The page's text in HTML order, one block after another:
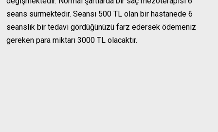
seans sürmektedir. Seansı 500 TL olan bir hastanede 6
seanslık bir tedavi gördüğünüzü farz edersek ödemeniz
gereken para miktarı 3000 TL olacaktır.